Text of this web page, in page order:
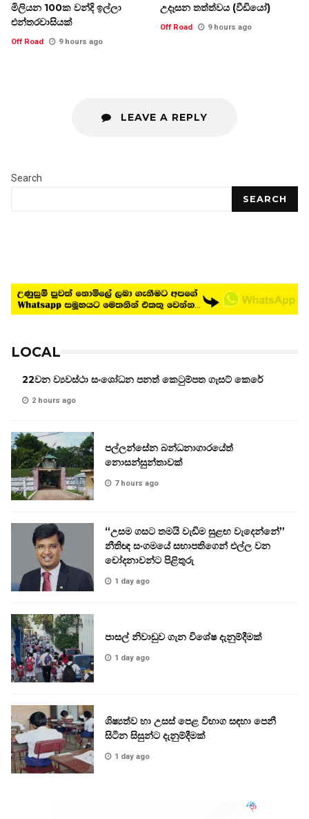
මිලියන 100ක වන්දි ඉල්ලා
එන්තරවාසියක්
Off Road 9 hours ago
උදෑසන තත්ත්වය (වීඩියෝ)
Off Road 9 hours ago
LEAVE A REPLY
Search
SEARCH
LOCAL
22වන ව්‍යවස්ථා සංශෝධන පනත් කෙටුම්පත ගැසට් කෙරේ
2 hours ago
පල්ලන්සේන බන්ධනාගාරයේත්
නොසන්සුන්තාවක්
7 hours ago
“උසම ගසට තමයි වැඩිම සුළඟ වැදෙන්නේ”
නීතිඥ සංගමයේ සභාපතිගෙන් එල්ල වන
චෝදනාවන්ට පිළිතුරු
1 day ago
පාසල් නිවාඩුව ගැන විශේෂ දැනුම්දීමක්
1 day ago
ශිෂ්‍යත්ව හා උසස් පෙළ විභාග සඳහා පෙනී
සිටින සිසුන්ට දැනුම්දීමක්
1 day ago